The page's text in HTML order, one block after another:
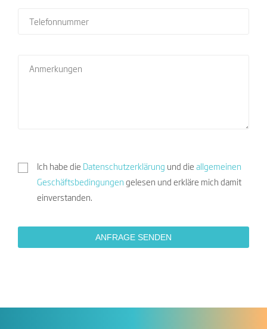
Ich habe die Datenschutzerklärung und die allgemeinen
Geschäftsbedingungen gelesen und erkläre mich damit
einverstanden.